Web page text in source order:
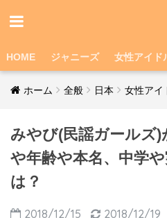
HOME ジャニーズ 女性アイド
ホーム 全般 日本 女性アイ
みやび(民謡ガールズ
や年齢や本名、中学
は？
2018/12/15 2018/12/19